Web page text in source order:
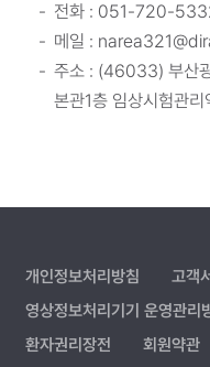
전화 : 051-720-
메일 :
주소 : (46033) 부산
본관1층 임상시험관리
개인정보처리방침 고객
영상정보처리기기 운영관리
환자권리장전
회원약관